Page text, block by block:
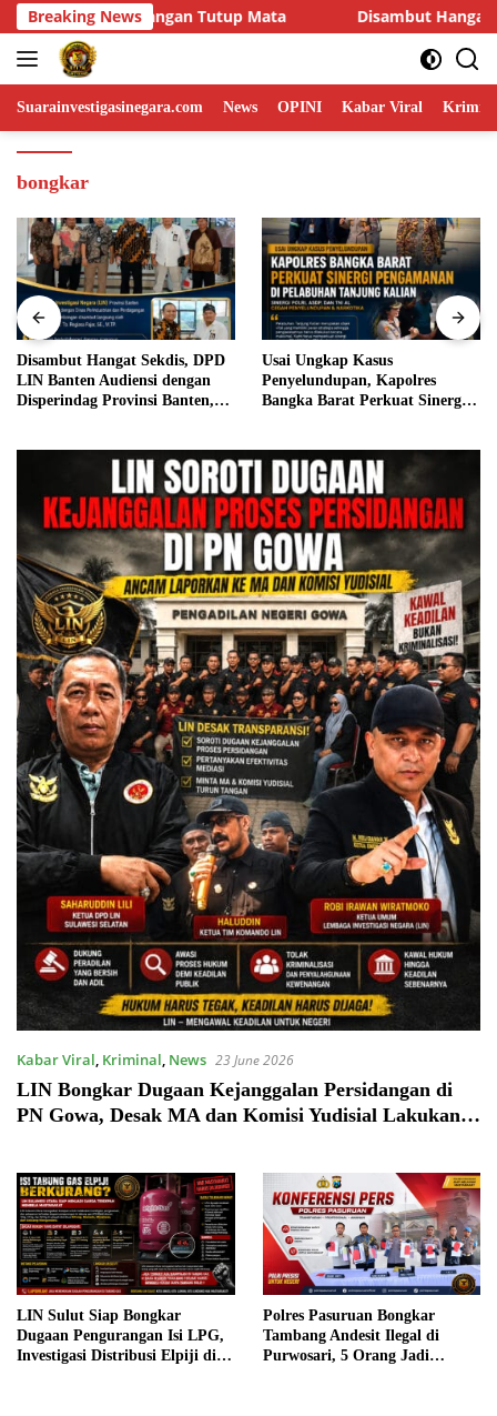
Skip
to
content
Breaking News
Hangat Sekdis, DPD LIN Banten Audiensi dengan
Suarainvestigasinegara.com News OPINI Kabar Viral
bongkar
Usai Ungkap Kasus
Penyelundupan, Kapolres
Bangka Barat Perkuat Sinergi
Wujudkan Generasi
Berkarakter, Babinsa Tanjung
Batu Berikan Manunggal
Kabar Viral, Kriminal, News 23 June 2026
LIN Bongkar Dugaan Kejanggalan Persidangan di
PN Gowa, Desak MA dan Komisi Yudisial Lakukan
LIN Sulut Siap Bongkar
Dugaan Pengurangan Isi LPG,
Investigasi Distribusi Elpiji di
Polres Pasuruan Bongkar
Tambang Andesit Ilegal di
Purwosari, 5 Orang Jadi